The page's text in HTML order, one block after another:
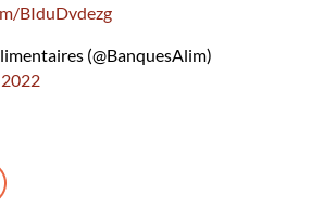
BIduDvdezg
(@BanquesAlim)